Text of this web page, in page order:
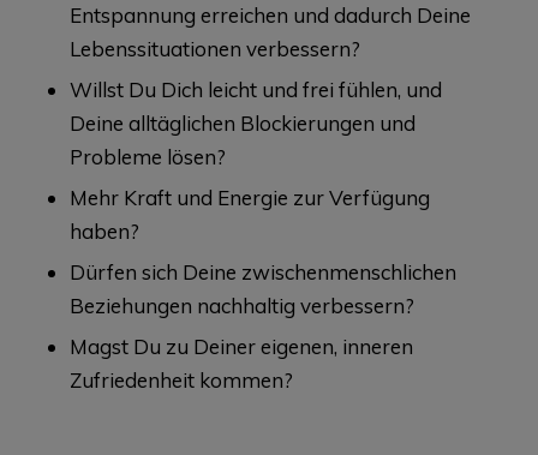
Entspannung erreichen und dadurch Deine
Lebenssituationen verbessern?
Willst Du Dich leicht und frei fühlen, und
Deine alltäglichen Blockierungen und
Probleme lösen?
Mehr Kraft und Energie zur Verfügung
haben?
Dürfen sich Deine zwischenmenschlichen
Beziehungen nachhaltig verbessern?
Magst Du zu Deiner eigenen, inneren
Zufriedenheit kommen?